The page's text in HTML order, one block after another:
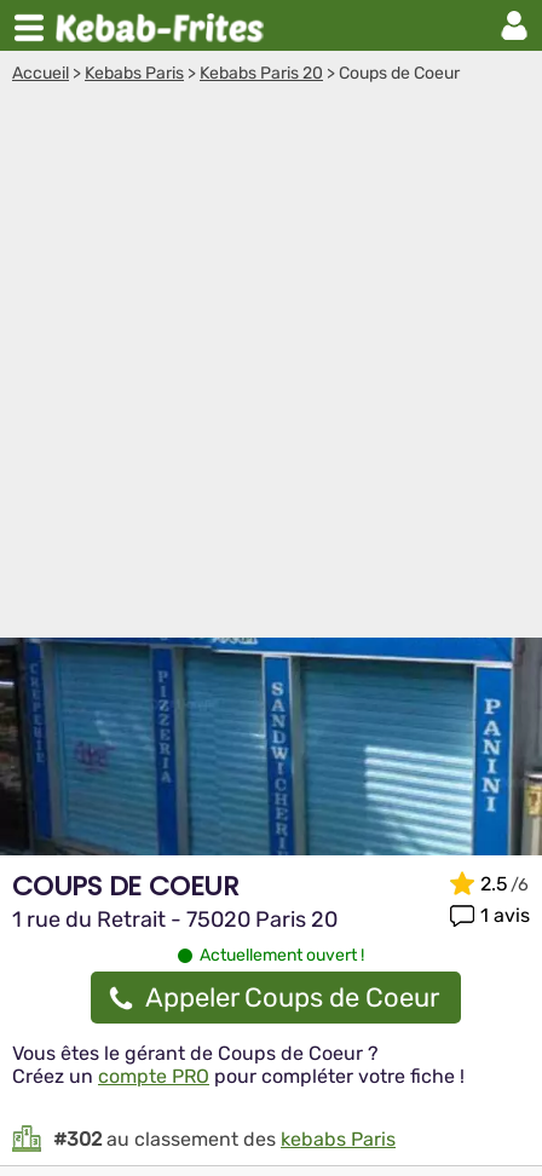
Accueil > Kebabs Paris > Kebabs Paris 20 >Coups de Coeur
COUPS DE COEUR
1 rue du Retrait - 75020 Paris 20
2.5
1 avis
Actuellement ouvert !
Appeler Coups de Coeur
Vous êtes le gérant de Coups de Coeur ?
Créez un compte PRO pour compléter votre fiche !
#302au classement des kebabs Paris